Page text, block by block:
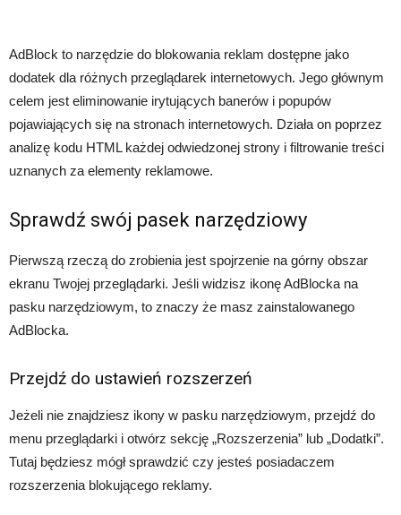
AdBlock to narzędzie do blokowania reklam dostępne jako
dodatek dla różnych przeglądarek internetowych. Jego głównym
celem jest eliminowanie irytujących banerów i popupów
pojawiających się na stronach internetowych. Działa on poprzez
analizę kodu HTML każdej odwiedzonej strony i filtrowanie treści
uznanych za elementy reklamowe.
Sprawdź swój pasek narzędziowy
Pierwszą rzeczą do zrobienia jest spojrzenie na górny obszar
ekranu Twojej przeglądarki. Jeśli widzisz ikonę AdBlocka na
pasku narzędziowym, to znaczy że masz zainstalowanego
AdBlocka.
Przejdź do ustawień rozszerzeń
Jeżeli nie znajdziesz ikony w pasku narzędziowym, przejdź do
menu przeglądarki i otwórz sekcję „Rozszerzenia” lub „Dodatki”.
Tutaj będziesz mógł sprawdzić czy jesteś posiadaczem
rozszerzenia blokującego reklamy.